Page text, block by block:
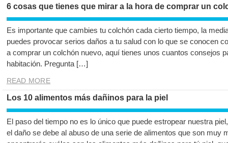
6 cosas que tienes que mirar a la hora de comprar un
Es importante que cambies tu colchón cada cierto tiempo, la
puedes provocar serios daños a tu salud con lo que se conocen
a comprar un colchón nuevo, aquí tienes unos cuantos consejos
habitación. Pregunta […]
READ MORE
Los 10 alimentos más dañinos para la piel
El paso del tiempo no es lo único que puede estropear nuestra
el daño se debe al abuso de una serie de alimentos que son muy